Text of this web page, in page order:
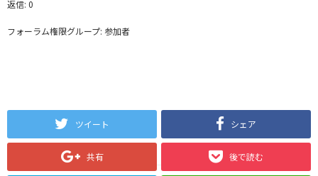
返信: 0
フォーラム権限グループ: 参加者
ツイート シェア
共有 後で読む